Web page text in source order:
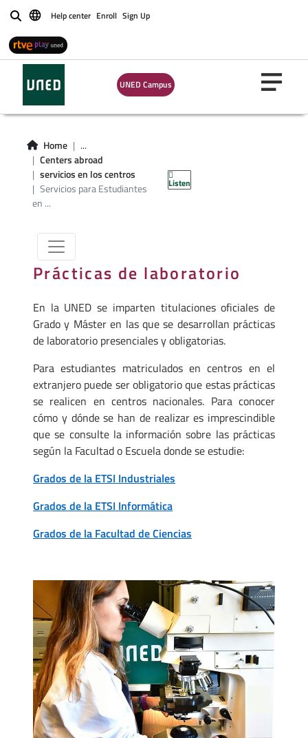
BuscarHelp center Enroll Sign Up
UNED Campus
Home
...
Centers abroad
servicios en los centros
Servicios para Estudiantes
en ...
Listen
Servicios para
Estudiantes en el
Extranjero
Prácticas de laboratorio
En la UNED se imparten titulaciones oficiales de
Grado y Máster en las que se desarrollan prácticas
de laboratorio presenciales y obligatorias.
Para estudiantes matriculados en centros en el
extranjero puede ser obligatorio que estas prácticas
se realicen en centros nacionales. Para conocer
cómo y dónde se han de realizar es imprescindible
que se consulte la información sobre las prácticas
según la Facultad o Escuela donde se estudie:
Grados de la ETSI Industriales
Grados de la ETSI Informática
Grados de la Facultad de Ciencias